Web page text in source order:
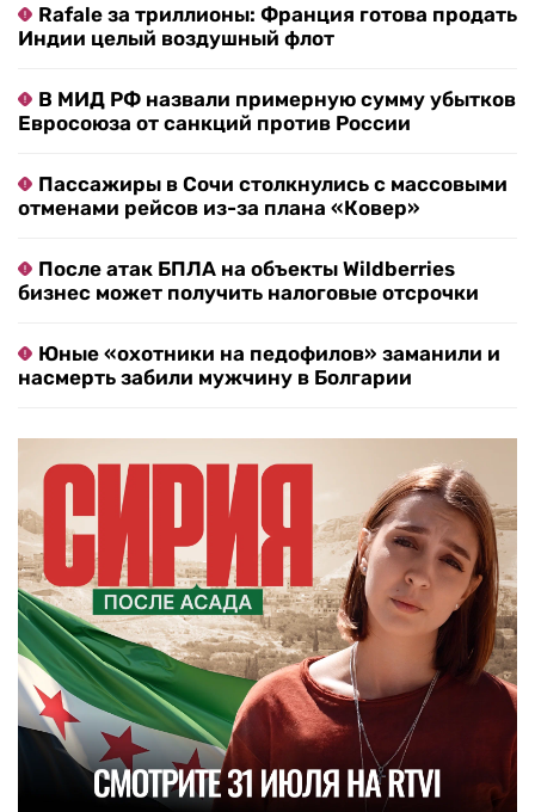
Rafale за триллионы: Франция готова продать
Индии целый воздушный флот
В МИД РФ назвали примерную сумму убытков
Евросоюза от санкций против России
Пассажиры в Сочи столкнулись с массовыми
отменами рейсов из-за плана «Ковер»
После атак БПЛА на объекты Wildberries
бизнес может получить налоговые отсрочки
Юные «охотники на педофилов» заманили и
насмерть забили мужчину в Болгарии